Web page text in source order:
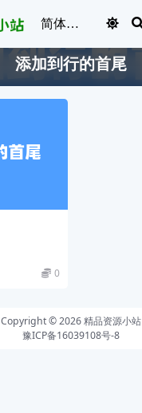
添加到行的首尾
0
Copyright © 2026精品资源小站
豫ICP备16039108号-8